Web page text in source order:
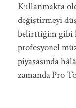
Kullanmakta
değiştirmeyi
belirttiğim gibi
profesyonel
piyasasında
zamanda Pro